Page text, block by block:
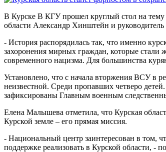
В Курске В КГУ прошел круглый стол на тему
области Александр Хинштейн и
- История распорядилась так, что именно
захоронения мирных граждан, которые
современного нацизма. Для большинства
Установлено, что с начала вторжения ВСУ в
неизвестной. Среди пропавших четверо
зафиксированы Главным военным
Елена Малышева отметила, что Курская
Курской земле – его прямая миссия.
- Национальный центр заинтересован в том,
поддержке реализовать в Курской области, -